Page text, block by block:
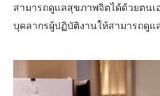
สามารถดูแลสุขภาพจิตได้ด้วยตนเ
บุคลากรผู้ปฏิบัติงานให้สามารถดู